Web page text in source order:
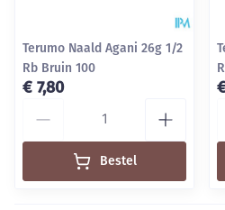
Terumo Naald Agani 26g 1/2
Rb Bruin 100
€ 7,80
Bestel